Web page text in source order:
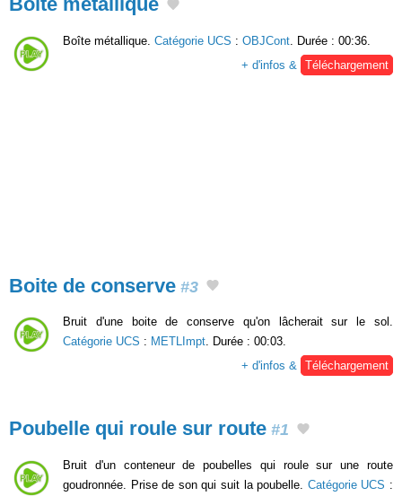
Boîte métallique. Catégorie UCS : OBJCont . Durée : 00:36.
+ d'infos &
Téléchargement
Boite de conserve #3
Bruit d'une boite de conserve qu'on lâcherait sur le sol.
Catégorie UCS : METLImpt. Durée : 00:03.
+ d'infos & Téléchargement
Poubelle qui roule sur route #1
Bruit d'un conteneur de poubelles qui roule sur une route
goudronnée. Prise de son qui suit la poubelle. Catégorie UCS :